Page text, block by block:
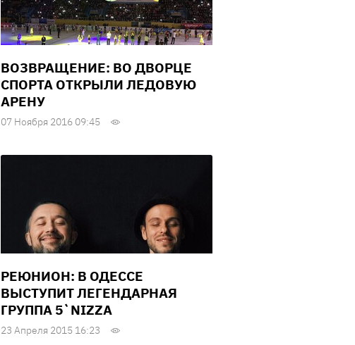
ВОЗВРАЩЕНИЕ: ВО ДВОРЦЕ
СПОРТА ОТКРЫЛИ ЛЕДОВУЮ
АРЕНУ
07 Ноября 2016 09:45
РЕЮНИОН: В ОДЕССЕ
ВЫСТУПИТ ЛЕГЕНДАРНАЯ
ГРУППА 5`NIZZA
23 Апреля 2015 16:23